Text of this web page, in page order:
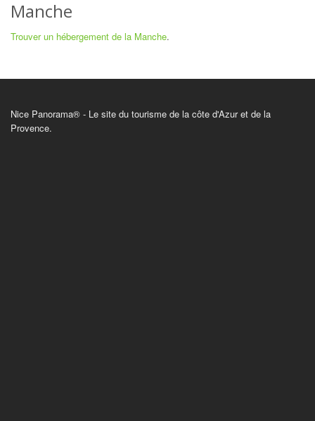
Manche
Trouver un hébergement de la Manche.
Nice Panorama® - Le site du tourisme de la côte d'Azur et de la
Provence.